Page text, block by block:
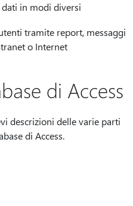
in modi diversi
tramite report, messaggi
o Internet
di Access
descrizioni delle varie parti
di Access.